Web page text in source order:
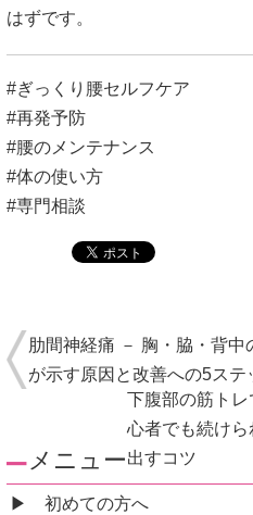
はずです。
#ぎっくり腰セルフケア
#再発予防
#腰のメンテナンス
#体の使い方
#専門相談
肋間神経痛 － 胸・脇・背中
が示す原因と改善への5ステ
下腹部の筋ト
心者でも続け
出すコツ
メニュー
初めての方へ